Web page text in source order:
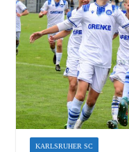
KARLSRUHER SC